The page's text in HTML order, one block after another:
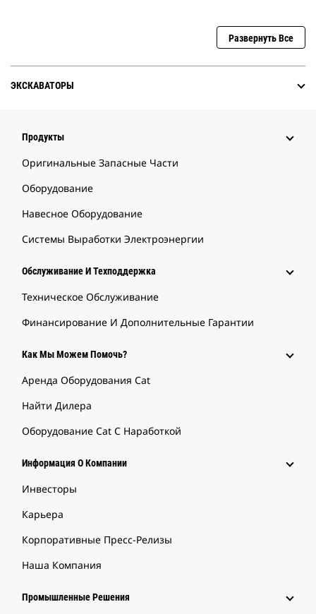
Развернуть Все
ЭКСКАВАТОРЫ
Продукты
Оригинальные Запасные Части
Оборудование
Навесное Оборудование
Системы Выработки Электроэнергии
Обслуживание И Техподдержка
Техническое Обслуживание
Финансирование И Дополнительные Гарантии
Как Мы Можем Помочь?
Аренда Оборудования Cat
Найти Дилера
Оборудование Cat С Наработкой
Информация О Компании
Инвесторы
Карьера
Корпоративные Пресс-Релизы
Наша Компания
Промышленные Решения